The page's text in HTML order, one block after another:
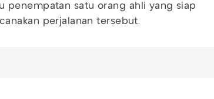
penempatan satu orang ahli yang siap
perjalanan tersebut.